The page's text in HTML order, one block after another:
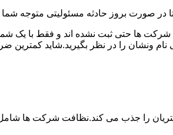
در صورت بروز حادثه مسئولیتی متوجه شما
شرکت ها حتی ثبت نشده اند و فقط با یک
ونشان را در نظر بگیرید.شاید کمترین
را جذب می کند.نظافت شرکت ها